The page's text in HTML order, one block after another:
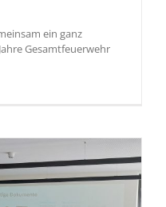
ein ganz
Gesamtfeuerwehr